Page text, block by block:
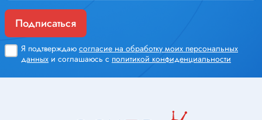
Подписаться
Я подтверждаю согласие на обработку моих персональных
данных и соглашаюсь с политикой конфиденциальности